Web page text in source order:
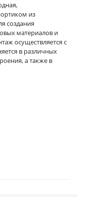
из
создания
материалов и
осуществляется с
в различных
а также в